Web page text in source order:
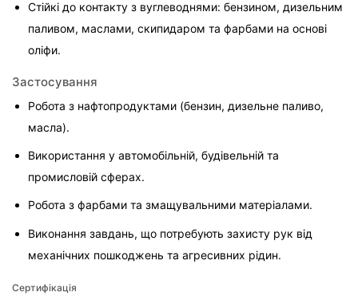
Стійкі до контакту з вуглеводнями: бензином, дизельним
паливом, маслами, скипидаром та фарбами на основі
оліфи.
Застосування
Робота з нафтопродуктами (бензин, дизельне паливо,
масла).
Використання у автомобільній, будівельній та
промисловій сферах.
Робота з фарбами та змащувальними матеріалами.
Виконання завдань, що потребують захисту рук від
механічних пошкоджень та агресивних рідин.
Сертифікація